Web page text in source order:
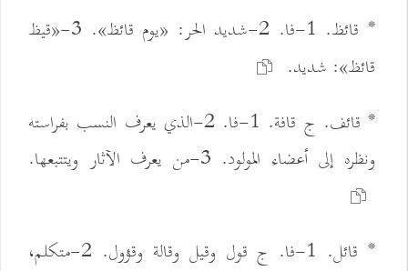
* قائظ. 1-فا. 2-شديد الحر: «يوم قائظ». 3-«قيظ
قائظ»: شديد.
* قائف. ج قافة. 1-فا. 2-الذي يعرف النسب بفراسته
ونظره إلى أعضاء المولود. 3-من يعرف الآثار ويتتبعها.
* قائل. 1-فا. ج قول وقيل وقالة وقؤول. 2-متكلم،